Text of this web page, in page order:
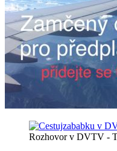
Rozhovor v DVTV -